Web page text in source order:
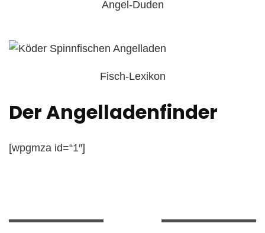
Angel-Duden
Fisch-Lexikon
Der Angelladenfinder
[wpgmza id=“1″]